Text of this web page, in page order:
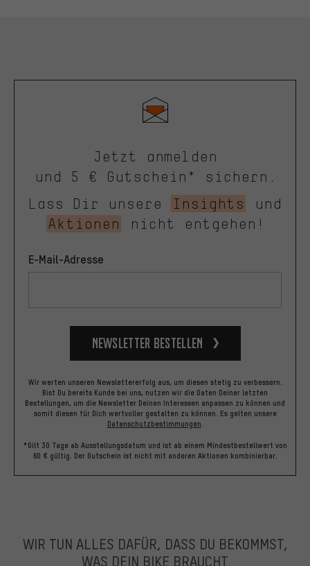
Jetzt anmelden
und 5 € Gutschein* sichern.
Lass Dir unsere
Insights
und
Aktionen
nicht entgehen!
E-Mail-Adresse
Newsletter bestellen
Wir werten unseren Newslettererfolg aus, um diesen stetig zu verbessern.
Bist Du bereits Kunde bei uns, nutzen wir die Daten Deiner letzten
Bestellungen, um die Newsletter Deinen Interessen anpassen zu können und
somit diesen für Dich wertvoller gestalten zu können. Es gelten unsere
Datenschutzbestimmungen.
*Gilt 30 Tage ab Ausstellungsdatum und ist ab einem Mindestbestellwert von
60 € gültig. Der Gutschein ist nicht mit anderen Aktionen kombinierbar.
WIR TUN ALLES DAFÜR, DASS DU BEKOMMST,
WAS DEIN BIKE BRAUCHT